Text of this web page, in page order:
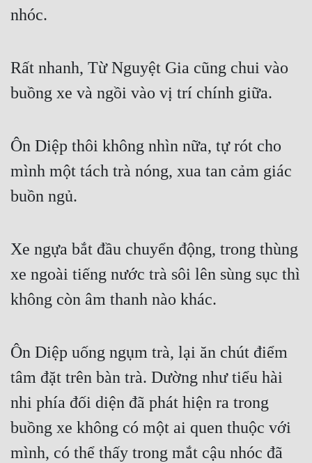
nhóc.
Rất nhanh, Từ Nguyệt Gia cũng chui vào
buồng xe và ngồi vào vị trí chính giữa.
Ôn Diệp thôi không nhìn nữa, tự rót cho
mình một tách trà nóng, xua tan cảm giác
buồn ngủ.
Xe ngựa bắt đầu chuyển động, trong thùng
xe ngoài tiếng nước trà sôi lên sùng sục thì
không còn âm thanh nào khác.
Ôn Diệp uống ngụm trà, lại ăn chút điểm
tâm đặt trên bàn trà. Dường như tiểu hài
nhi phía đối diện đã phát hiện ra trong
buồng xe không có một ai quen thuộc với
mình, có thể thấy trong mắt cậu nhóc đã